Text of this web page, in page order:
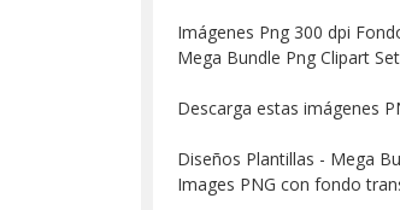
Imágenes Png 300 dpi
Mega Bundle Png Clipart Set
Descarga estas imágenes
Diseños Plantillas - Mega
Images PNG con fondo